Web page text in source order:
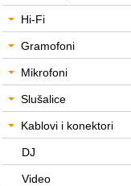
Hi-Fi
Gramofoni
Mikrofoni
Slušalice
Kablovi i konektori
DJ
Video